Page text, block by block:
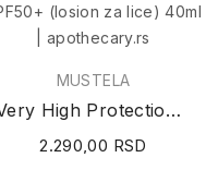
MUSTELA
Very High Protection Sun Lotion SPF50+ (losion...
2.290,00 RSD